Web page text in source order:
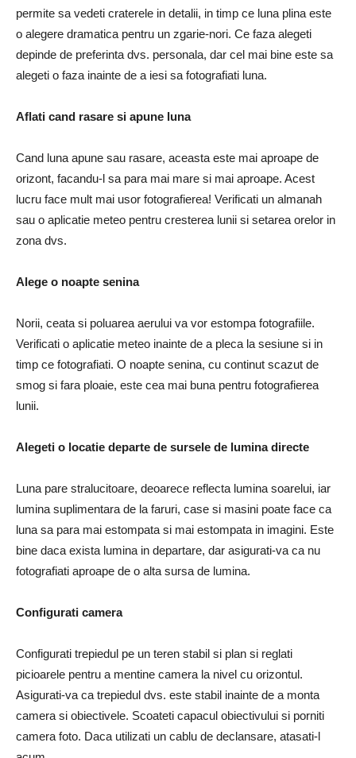
permite sa vedeti craterele in detalii, in timp ce luna plina este
o alegere dramatica pentru un zgarie-nori. Ce faza alegeti
depinde de preferinta dvs. personala, dar cel mai bine este sa
alegeti o faza inainte de a iesi sa fotografiati luna.
Aflati cand rasare si apune luna
Cand luna apune sau rasare, aceasta este mai aproape de
orizont, facandu-l sa para mai mare si mai aproape. Acest
lucru face mult mai usor fotografierea! Verificati un almanah
sau o aplicatie meteo pentru cresterea lunii si setarea orelor in
zona dvs.
Alege o noapte senina
Norii, ceata si poluarea aerului va vor estompa fotografiile.
Verificati o aplicatie meteo inainte de a pleca la sesiune si in
timp ce fotografiati. O noapte senina, cu continut scazut de
smog si fara ploaie, este cea mai buna pentru fotografierea
lunii.
Alegeti o locatie departe de sursele de lumina directe
Luna pare stralucitoare, deoarece reflecta lumina soarelui, iar
lumina suplimentara de la faruri, case si masini poate face ca
luna sa para mai estompata si mai estompata in imagini. Este
bine daca exista lumina in departare, dar asigurati-va ca nu
fotografiati aproape de o alta sursa de lumina.
Configurati camera
Configurati trepiedul pe un teren stabil si plan si reglati
picioarele pentru a mentine camera la nivel cu orizontul.
Asigurati-va ca trepiedul dvs. este stabil inainte de a monta
camera si obiectivele. Scoateti capacul obiectivului si porniti
camera foto. Daca utilizati un cablu de declansare, atasati-l